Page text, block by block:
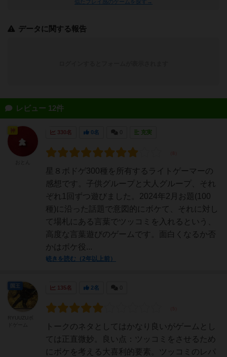
似たプレイ感のゲームを探す→
データに関する報告
レビュー 12件
330名 0名 充実
星８ボドゲ300種を所有するライトゲーマーの
感想です。子供グループと大人グループ、それ
ぞれ1回ずつ遊びました。2024年2月お題(100
種)に沿った話題で意図的にボケて、それに対し
て場札にある言葉でツッコミを入れるという、
高度な言葉遊びのゲームです。面白くなるか否
かはボケ役...
続きを読む（2年以上前）
神
135名 2名
トークのネタとしてはかなり良いがゲームとし
ては正直微妙。良い点：ツッコミをさせるため
にボケを考える大喜利的要素。ツッコミのレパ
国王